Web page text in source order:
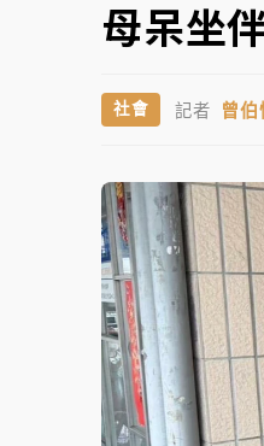
女律師陳昱瑄
中信慈善基金
故宮《龍藏經
台東農業處長
父親節泡湯了
▼
母呆坐
社會 記者 曾伯